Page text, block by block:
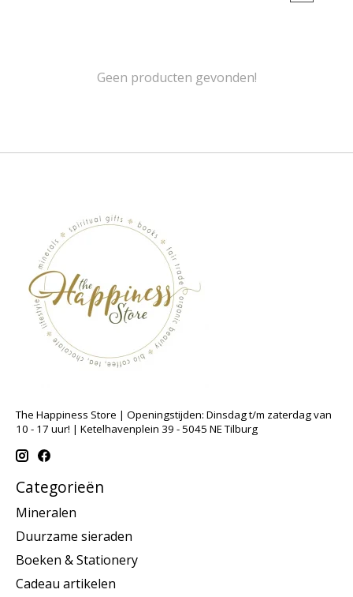
Geen producten gevonden!
The Happiness Store | Openingstijden: Dinsdag t/m zaterdag van
10 - 17 uur! | Ketelhavenplein 39 - 5045 NE Tilburg
Categorieën
Mineralen
Duurzame sieraden
Boeken & Stationery
Cadeau artikelen